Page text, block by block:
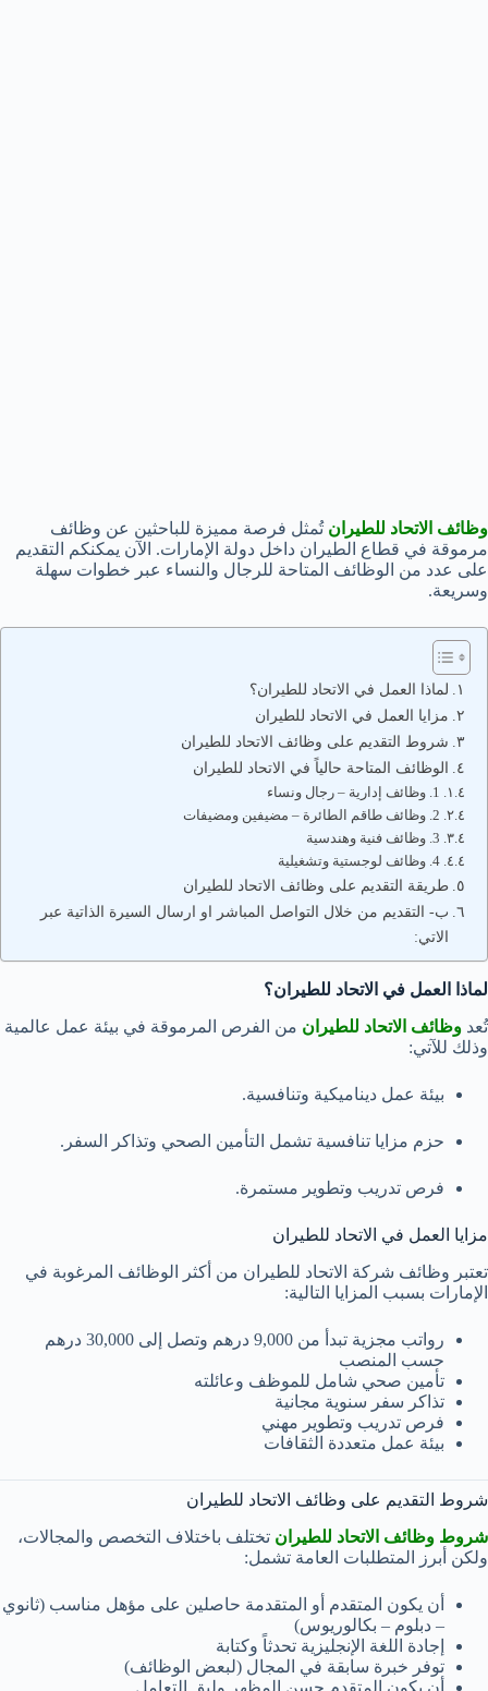
وظائف الاتحاد للطيران تُمثل فرصة مميزة للباحثين عن وظائف
مرموقة في قطاع الطيران داخل دولة الإمارات. الآن يمكنكم التقديم
على عدد من الوظائف المتاحة للرجال والنساء عبر خطوات سهلة
وسريعة.
لماذا العمل في الاتحاد للطيران؟
مزايا العمل في الاتحاد للطيران
شروط التقديم على وظائف الاتحاد للطيران
الوظائف المتاحة حالياً في الاتحاد للطيران
1. وظائف إدارية – رجال ونساء
2. وظائف طاقم الطائرة – مضيفين ومضيفات
3. وظائف فنية وهندسية
4. وظائف لوجستية وتشغيلية
طريقة التقديم على وظائف الاتحاد للطيران
ب- التقديم من خلال التواصل المباشر او ارسال السيرة الذاتية عبر
الاتي:
لماذا العمل في الاتحاد للطيران؟
تُعد وظائف الاتحاد للطيران من الفرص المرموقة في بيئة عمل عالمية
وذلك للآتي:
بيئة عمل ديناميكية وتنافسية.
حزم مزايا تنافسية تشمل التأمين الصحي وتذاكر السفر.
فرص تدريب وتطوير مستمرة.
مزايا العمل في الاتحاد للطيران
تعتبر وظائف شركة الاتحاد للطيران من أكثر الوظائف المرغوبة في
الإمارات بسبب المزايا التالية:
رواتب مجزية تبدأ من 9,000 درهم وتصل إلى 30,000 درهم
حسب المنصب
تأمين صحي شامل للموظف وعائلته
تذاكر سفر سنوية مجانية
فرص تدريب وتطوير مهني
بيئة عمل متعددة الثقافات
شروط التقديم على وظائف الاتحاد للطيران
شروط وظائف الاتحاد للطيران تختلف باختلاف التخصص والمجالات،
ولكن أبرز المتطلبات العامة تشمل:
أن يكون المتقدم أو المتقدمة حاصلين على مؤهل مناسب (ثانوي
– دبلوم – بكالوريوس)
إجادة اللغة الإنجليزية تحدثاً وكتابة
توفر خبرة سابقة في المجال (لبعض الوظائف)
أن يكون المتقدم حسن المظهر ولبق التعامل